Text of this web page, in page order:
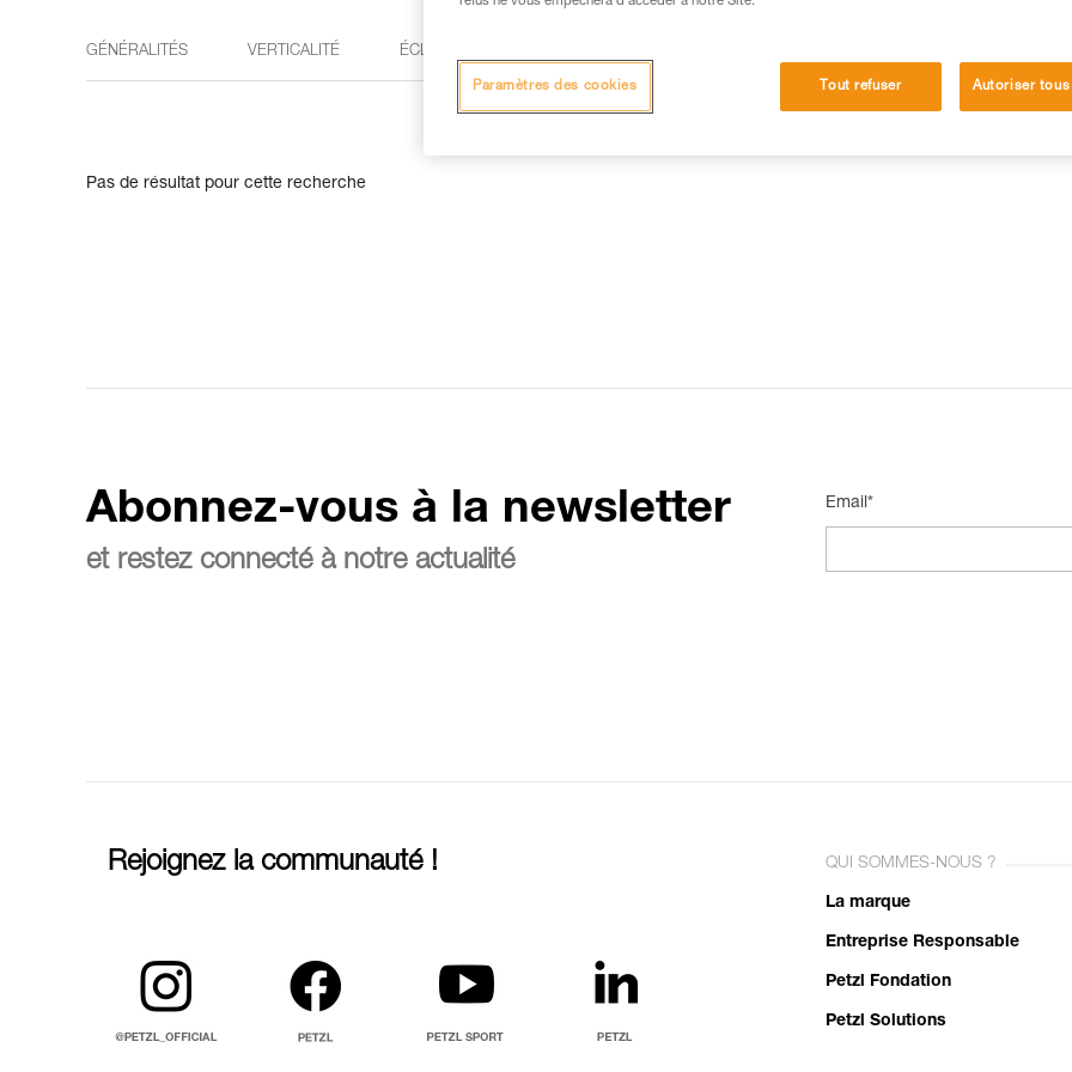
GÉNÉRALITÉS VERTICALITÉ ÉCLAIRAGE
Pas de résultat pour cette recherche
Abonnez-vous à la newsletter
et restez connecté à notre actualité
Email*
Rejoignez la communauté ! QUI SOMMES-NOUS ?
La marque
Entreprise Responsable
Petzl Fondation
Petzl Solutions
Tout refuser Autoriser
Paramètres des cookies